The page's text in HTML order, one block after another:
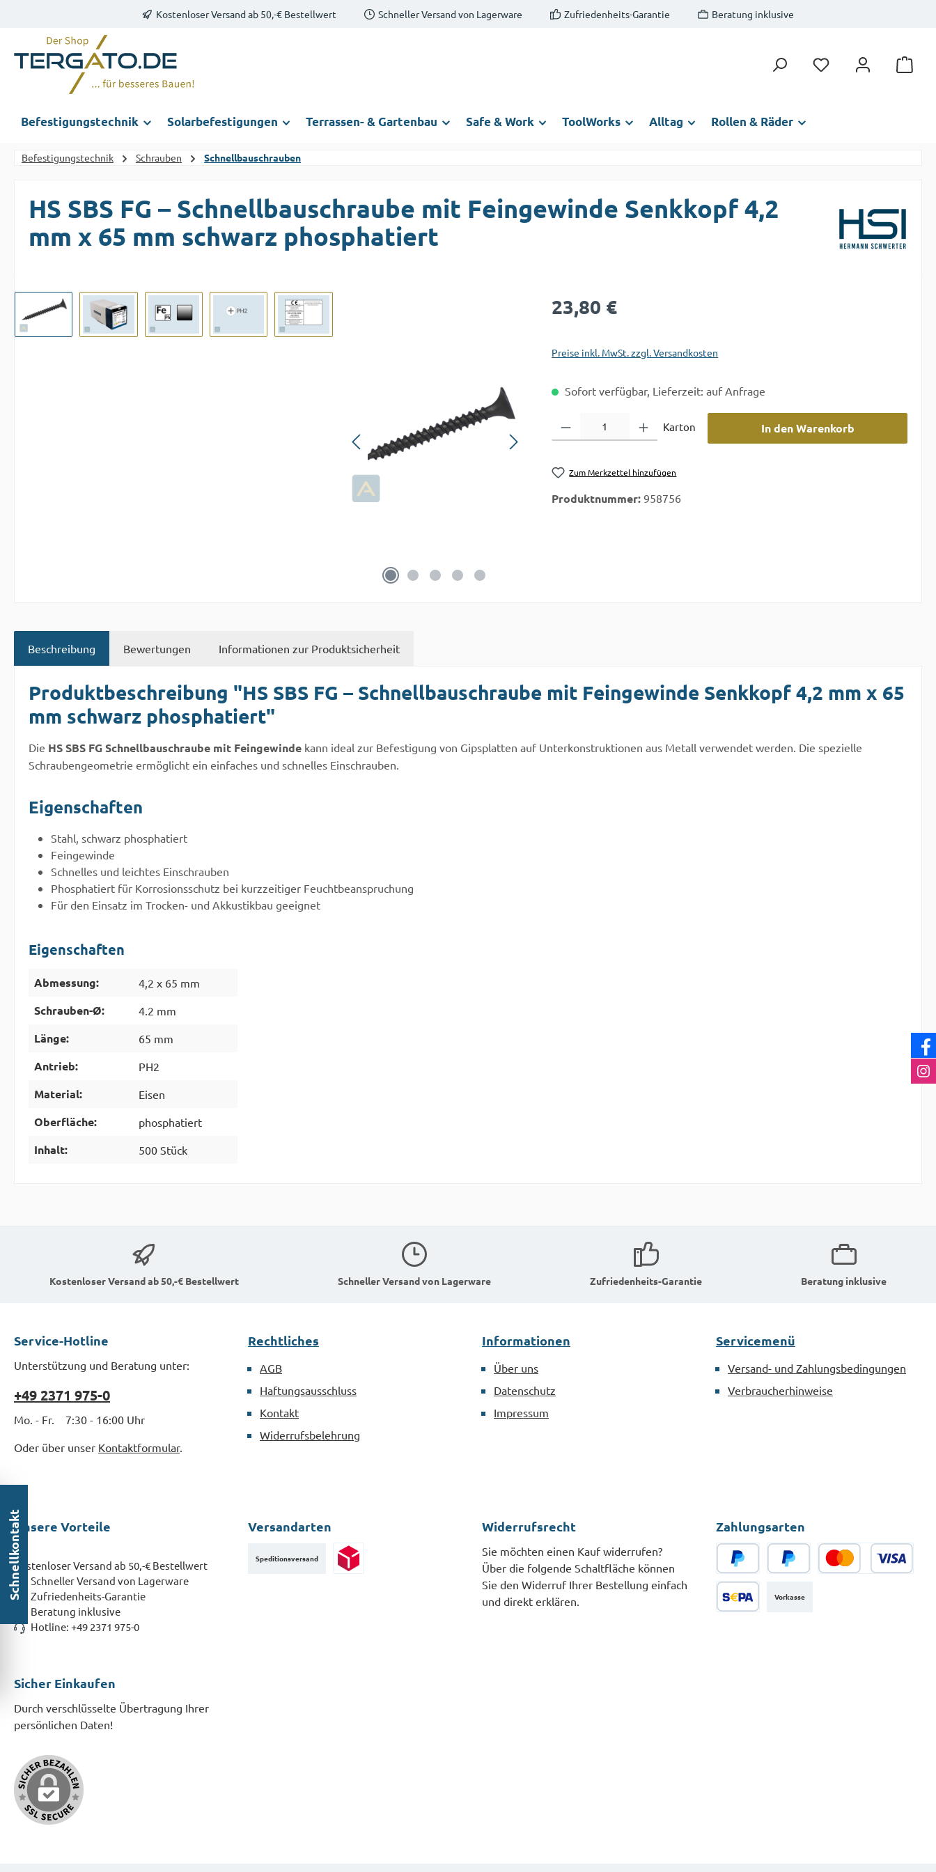
Zur Hauptnavigation springenKostenloser Versand ab 50,-€ Bestellwert Schneller Versand von Lagerware Zufriedenheits-Garantie Beratung inklusive
Du hast 0 Produkte auf
Befestigungstechnik Solarbefestigungen Terrassen- & Gartenbau Safe & Work ToolWorks Alltag Rollen & Räder
Befestigungstechnik Schrauben Schnellbauschrauben
HS SBS FG – Schnellbauschraube mit Feingewinde Senkkopf 4,2
mm x 65 mm schwarz phosphatiert
Bildergalerie überspringen Regulärer Preis:
23,80 €
Preise inkl. MwSt. zzgl. Versandkosten
Sofort verfügbar, Lieferzeit: auf Anfrage
Karton In den Warenkorb
Zum Merkzettel hinzufügen
Produktnummer:958756
Beschreibung Bewertungen Informationen zur Produktsicherheit
Produktbeschreibung "HS SBS FG – Schnellbauschraube mit Feingewinde Senkkopf 4,2 mm x 65
mm schwarz phosphatiert"
Die HS SBS FG Schnellbauschraube mit Feingewinde kann ideal zur Befestigung von Gipsplatten auf Unterkonstruktionen aus Metall verwendet werden. Die spezielle
Schraubengeometrie ermöglicht ein einfaches und schnelles Einschrauben.
Eigenschaften
Stahl, schwarz phosphatiert
Feingewinde
Schnelles und leichtes Einschrauben
Phosphatiert für Korrosionsschutz bei kurzzeitiger Feuchtbeanspruchung
Für den Einsatz im Trocken- und Akkustikbau geeignet
Eigenschaften
Abmessung: 4,2 x 65 mm
Schrauben-Ø: 4.2 mm
Länge: 65 mm
Antrieb: PH2
Material: Eisen
Oberfläche: phosphatiert
Inhalt: 500 Stück
Kostenloser Versand ab 50,-€ Bestellwert Schneller Versand von Lagerware Zufriedenheits-Garantie Beratung inklusive
Service-Hotline
Unterstützung und Beratung unter:
+49 2371 975-0
Mo. - Fr. 7:30 - 16:00 Uhr
Oder über unser Kontaktformular.
Rechtliches
AGB
Haftungsausschluss
Kontakt
Widerrufsbelehrung
Informationen
Über uns
Datenschutz
Impressum
Servicemenü
Versand- und Zahlungsbedingungen
Verbraucherhinweise
Unsere Vorteile
Kostenloser Versand ab 50,-€ Bestellwert
Schneller Versand von Lagerware
Zufriedenheits-Garantie
Beratung inklusive
Hotline: +49 2371 975-0
Versandarten
Speditionsversand
Widerrufsrecht
Sie möchten einen Kauf widerrufen?
Über die folgende Schaltfläche können
Sie den Widerruf Ihrer Bestellung einfach
und direkt erklären.
Zahlungsarten
PayPal
Vorkasse
Sicher Einkaufen
Durch verschlüsselte Übertragung Ihrer
persönlichen Daten!
Schnellkontakt